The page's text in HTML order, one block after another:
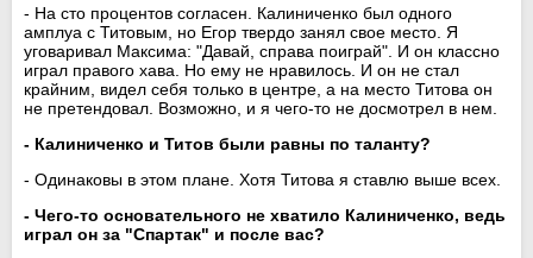
- На сто процентов согласен. Калиниченко был одного
амплуа с Титовым, но Егор твердо занял свое место. Я
уговаривал Максима: "Давай, справа поиграй". И он классно
играл правого хава. Но ему не нравилось. И он не стал
крайним, видел себя только в центре, а на место Титова он
не претендовал. Возможно, и я чего-то не досмотрел в нем.
- Калиниченко и Титов были равны по таланту?
- Одинаковы в этом плане. Хотя Титова я ставлю выше всех.
- Чего-то основательного не хватило Калиниченко, ведь
играл он за "Спартак" и после вас?